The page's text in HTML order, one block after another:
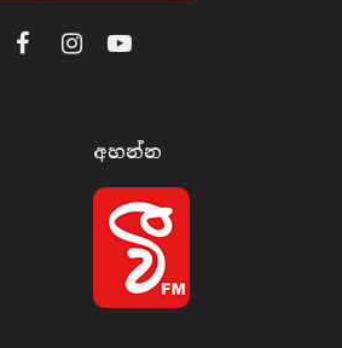
FacebookInstagramYouTube
අහන්​න